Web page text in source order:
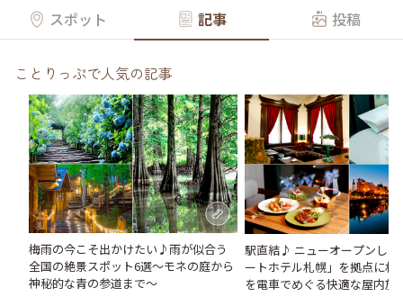
スポット 記事 投稿
ことりっぷで人気の記事
梅雨の今こそ出かけたい♪雨が似合う
全国の絶景スポット6選～モネの庭から
神秘的な青の参道まで～
駅直結♪ ニューオープンした
ートホテル札幌」を拠点に札
を電車でめぐる快適な屋内旅